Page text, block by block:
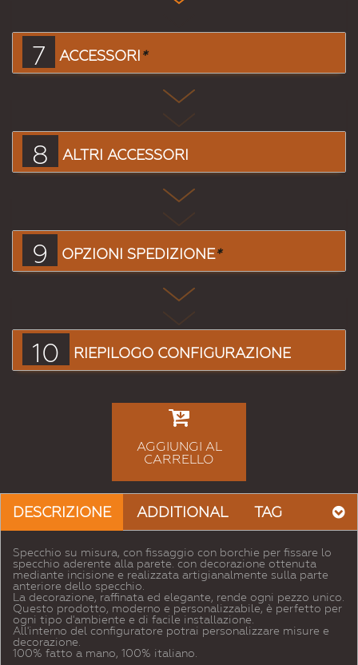
7 ACCESSORI*
8 ALTRI ACCESSORI
9 OPZIONI SPEDIZIONE*
10 RIEPILOGO CONFIGURAZIONE
AGGIUNGI AL
CARRELLO
DESCRIZIONE ADDITIONAL TAG
Specchio su misura, con fissaggio con borchie per fissare lo
specchio aderente alla parete. con decorazione ottenuta
mediante incisione e realizzata artigianalmente sulla parte
anteriore dello specchio.
La decorazione, raffinata ed elegante, rende ogni pezzo unico.
Questo prodotto, moderno e personalizzabile, è perfetto per
ogni tipo d'ambiente e di facile installazione.
All'interno del configuratore potrai personalizzare misure e
decorazione.
100% fatto a mano, 100% italiano.